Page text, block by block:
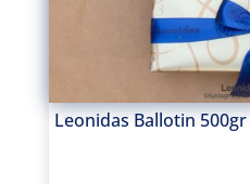
Leonidas Ballotin 500gr